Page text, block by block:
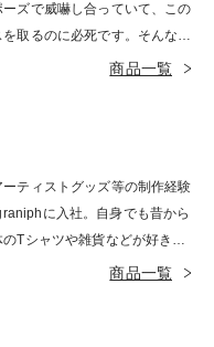
ズで威嚇し合っていて、この
取るのに必死です。そんなこ
に、なぜ威嚇し合っていたの
商品一覧
ティストグッズ等の制作経験
に入社。自身でも昔から
Tシャツや雑貨などが好きだ
思い出の一部や生活の彩りにな
商品一覧